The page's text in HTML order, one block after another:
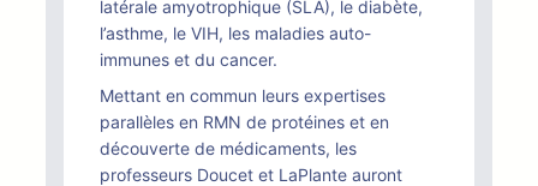
latérale amyotrophique (SLA), le diabète,
l’asthme, le VIH, les maladies auto-
immunes et du cancer.
Mettant en commun leurs expertises
parallèles en RMN de protéines et en
découverte de médicaments, les
professeurs Doucet et LaPlante auront